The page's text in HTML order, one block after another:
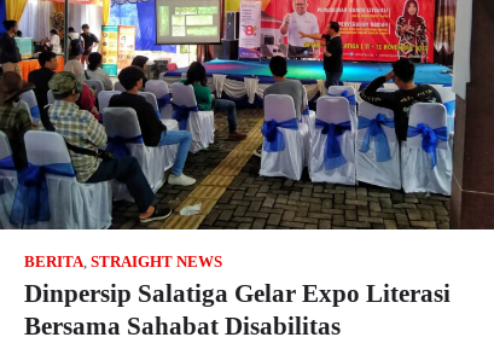
BERITA, STRAIGHT NEWS
Dinpersip Salatiga Gelar Expo Literasi
Bersama Sahabat Disabilitas